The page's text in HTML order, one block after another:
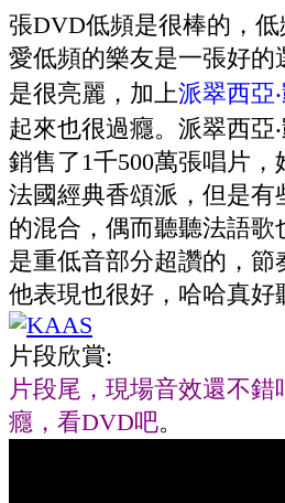
張DVD低頻是很棒的，
愛低頻的樂友是一張好的
是很亮麗，加上派翠西亞
起來也很過癮。 派翠西亞
銷售了1千500萬張唱片
法國經典香頌派，但是有
的混合，偶而聽聽法語歌
是重低音部分超讚的，節
他表現也很好，哈哈真好
片段欣賞:
片段尾，現場音效還不錯
癮，看DVD吧。